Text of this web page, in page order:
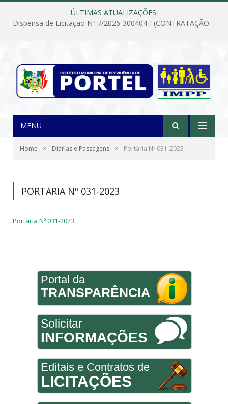
ÚLTIMAS ATUALIZAÇÕES:
Dispensa de Licitação Nº 7/2026-300404-I (CONTRATAÇÃO DE EMPRESA PARA MANUTENÇÃO E REPARAÇÃO DE APARELHOS DE AR CONDICIONADO, EM ATENDIMENTO ÀS NECESSIDADES DO INSTITUTO DE PREVIDÊNCIA MUNICIPAL DE PORTEL/PA)
MENU
Home » Diárias e Passagens » Portaria Nº 031-2023
PORTARIA Nº 031-2023
Portaria Nº 031-2023
Portal da
TRANSPARÊNCIA
Solicitar
INFORMAÇÕES
Editais e Contratos de
LICITAÇÕES